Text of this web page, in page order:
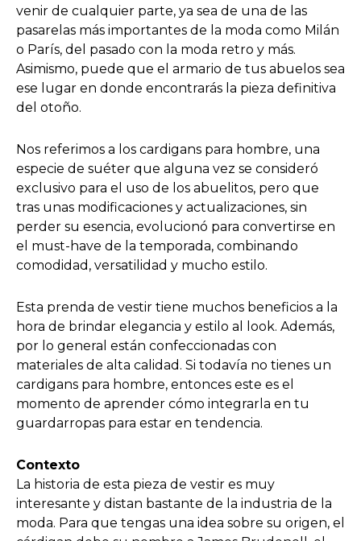
venir de cualquier parte, ya sea de una de las
pasarelas más importantes de la moda como Milán
o París, del pasado con la moda retro y más.
Asimismo, puede que el armario de tus abuelos sea
ese lugar en donde encontrarás la pieza definitiva
del otoño.
Nos referimos a los cardigans para hombre, una
especie de suéter que alguna vez se consideró
exclusivo para el uso de los abuelitos, pero que
tras unas modificaciones y actualizaciones, sin
perder su esencia, evolucionó para convertirse en
el must-have de la temporada, combinando
comodidad, versatilidad y mucho estilo.
Esta prenda de vestir tiene muchos beneficios a la
hora de brindar elegancia y estilo al look. Además,
por lo general están confeccionadas con
materiales de alta calidad. Si todavía no tienes un
cardigans para hombre, entonces este es el
momento de aprender cómo integrarla en tu
guardarropas para estar en tendencia.
Contexto
La historia de esta pieza de vestir es muy
interesante y distan bastante de la industria de la
moda. Para que tengas una idea sobre su origen, el